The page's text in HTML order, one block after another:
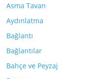
Asma Tavan
Aydınlatma
Bağlantı
Bağlantılar
Bahçe ve Peyzaj